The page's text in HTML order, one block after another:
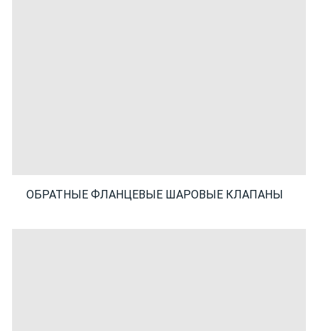
ОБРАТНЫЕ ФЛАНЦЕВЫЕ ШАРОВЫЕ КЛАПАНЫ